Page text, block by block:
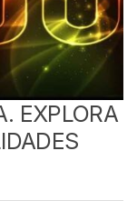
EXPLORA